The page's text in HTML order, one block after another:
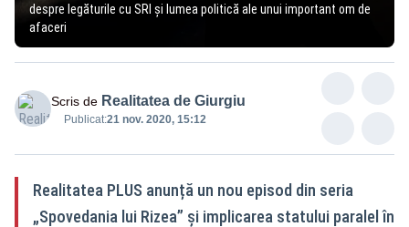
despre legăturile cu SRI și lumea politică ale unui important om de
afaceri
Scris de Realitatea de Giurgiu
Publicat:21 nov. 2020, 15:12
Realitatea PLUS anunță un nou episod din seria
„Spovedania lui Rizea” și implicarea statului paralel în